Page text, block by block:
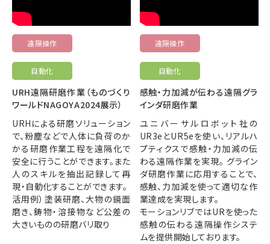
遠隔操作
自動化
URH遠隔研磨作業（ものづくり
ワールドNAGOYA2024展示）
URHによる研磨ソリューション
で、粉塵などで人体に負荷のか
かる研磨作業工程を遠隔化で
安全に行うことができます。また
人のスキルを抽出記録して再
現・自動化することができます。
活用例）塗装研磨、大物の鏡面
磨き、鋳物・溶接物など公差の
大きいものの研磨バリ取り
遠隔操作
自動化
感触・力加減が伝わる遠隔グラ
インダ研磨作業
ユニバーサルロボット社の
UR3eとUR5eを使い、リアルハ
プティクスで感触・力加減の伝
わる遠隔作業を実現。 グライン
ダ研磨作業に応用することで、
感触、力加減を使って適切な作
業達成を実現します。
モーションリブではURを使った
感触の伝わる遠隔操作システ
ムを提供開始しております。